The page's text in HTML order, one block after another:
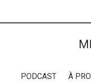
PODCAST À